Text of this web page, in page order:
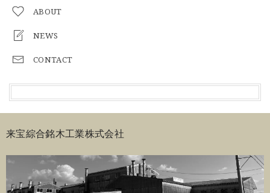
ABOUT
NEWS
CONTACT
来宝綜合銘木工業株式会社